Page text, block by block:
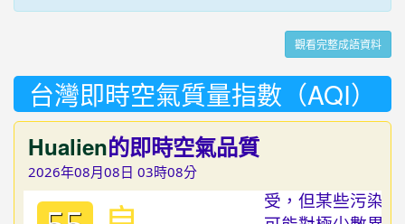
觀看完整成語資料
台灣即時空氣質量指數（AQI）
Hualien的即時空氣品質
2026年08月08日 03時08分